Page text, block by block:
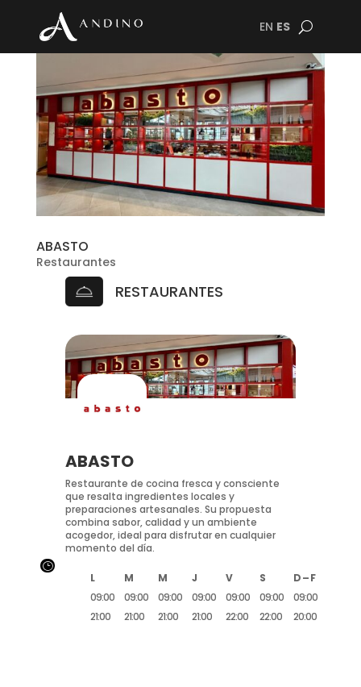
EN ES
ABASTO
Restaurantes
RESTAURANTES
ABASTO
Restaurante de cocina fresca y consciente
que resalta ingredientes locales y
preparaciones artesanales. Su propuesta
combina sabor, calidad y un ambiente
acogedor, ideal para disfrutar en cualquier
momento del día.
L M M J V S
D – F
09:00
21:00
09:00
21:00
09:00
21:00
09:00
21:00
09:00
22:00
09:00
22:00
09:00
20:00
}